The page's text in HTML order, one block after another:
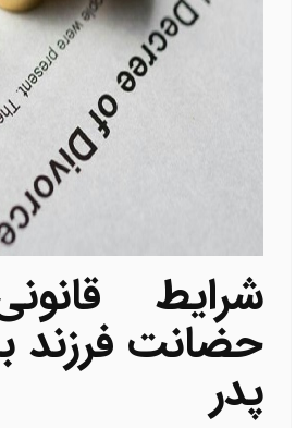
شرایط
حضانت فرزند
پدر